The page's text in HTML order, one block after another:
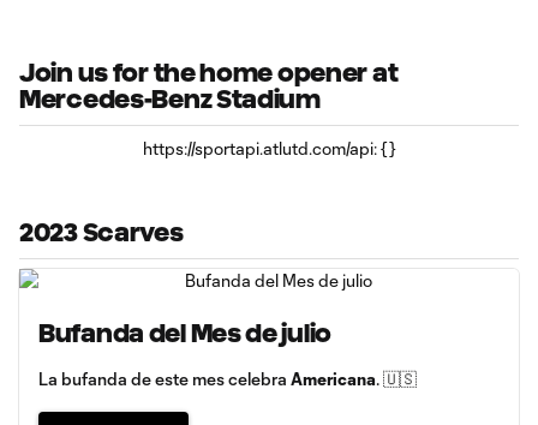
Join us for the home opener at
Mercedes-Benz Stadium
https://sportapi.atlutd.com/api: {}
2023 Scarves
Bufanda del Mes de julio
La bufanda de este mes celebra Americana. 🇺🇸